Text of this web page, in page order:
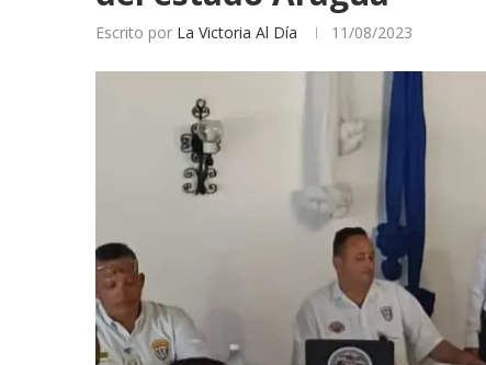
Escrito por La Victoria Al Día 11/08/2023